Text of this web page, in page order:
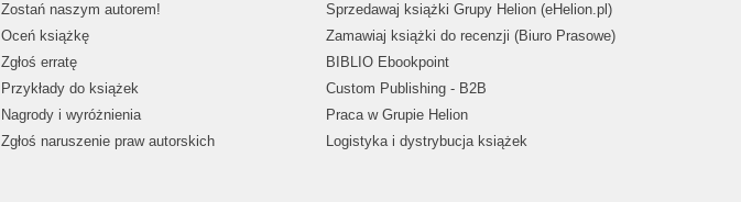
Zostań naszym autorem!
Oceń książkę
Zgłoś erratę
Przykłady do książek
Nagrody i wyróżnienia
Zgłoś naruszenie praw autorskich
Sprzedawaj książki Grupy Helion (eHelion.pl)
Zamawiaj książki do recenzji (Biuro Prasowe)
BIBLIO Ebookpoint
Custom Publishing - B2B
Praca w Grupie Helion
Logistyka i dystrybucja książek